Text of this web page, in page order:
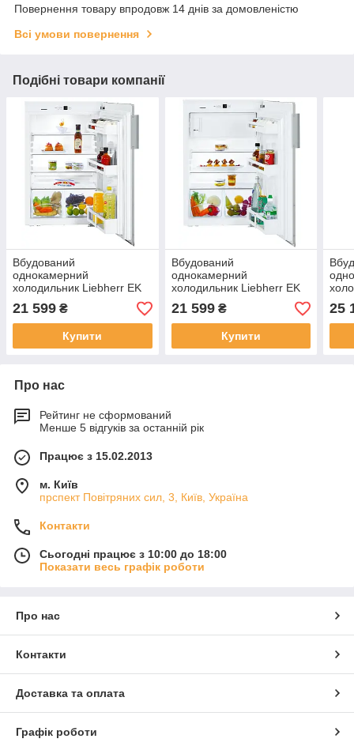
Повернення товару впродовж 14 днів за домовленістю
Всі умови повернення
Подібні товари компанії
Вбудований
однокамерний
холодильник Liebherr EK
1620
21 599 ₴
Купити
Вбудований
однокамерний
холодильник Liebherr EK
1624
21 599₴
Купити
25
Про нас
Рейтинг не сформований
Менше 5 відгуків за останній рік
Працює з 15.02.2013
м. Київ
прспект Повітряних сил, 3, Київ, Україна
Контакти
Сьогодні працює з 10:00 до 18:00
Показати весь графік роботи
Про нас
Контакти
Доставка та оплата
Графік роботи